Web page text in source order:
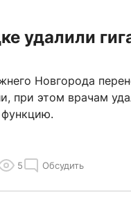
удалили
Новгорода
при этом врачам
5 Обсудить